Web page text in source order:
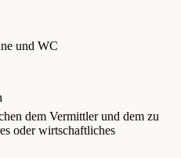
und WC
dem Vermittler und dem zu
oder wirtschaftliches